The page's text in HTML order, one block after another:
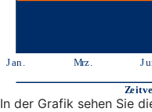
In der Grafik sehen Sie